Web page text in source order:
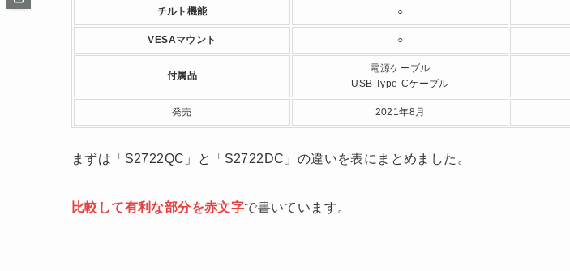
チルト機能 ○
VESAマウント ○
付属品
電源ケーブル
USB Type-Cケーブル
発売 2021年8月
まずは「S2722QC」と「S2722DC」の違いを表にまとめました。
比較して有利な部分を赤文字で書いています。